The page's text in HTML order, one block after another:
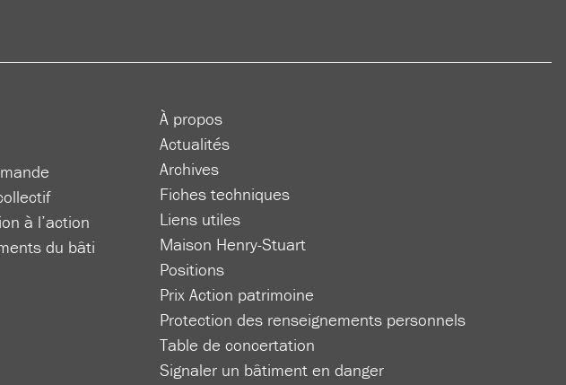
à l’action
du bâti
À propos
Actualités
Archives
Fiches techniques
Liens utiles
Maison Henry-Stuart
Positions
Prix Action patrimoine
Protection des renseignements personnels
Table de concertation
Signaler un bâtiment en danger